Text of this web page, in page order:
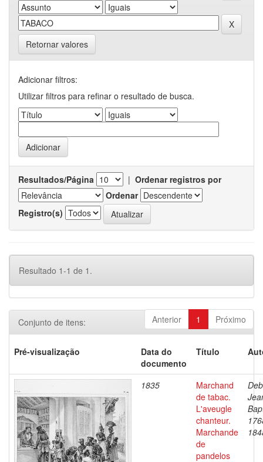
Retornar valores
Adicionar filtros:
Utilizar filtros para refinar o resultado de busca.
Resultados/Página | Ordenar registros por
Ordenar
Registro(s)
Resultado 1-1 de 1.
Anterior 1 Próximo
Conjunto de itens:
Pré-visualização
Data do
documento
Título
1835
Marchand
de tabac.
L'aveugle
chanteur.
Marchande
de
pandelos